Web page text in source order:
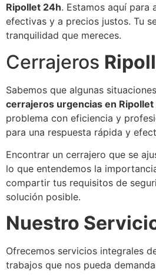
Ripollet 24h. Estamos aquí para
efectivas y a precios justos. Tu
tranquilidad que mereces.
Cerrajeros
Sabemos que algunas
cerrajeros urgencias en Ripollet
problema con eficiencia y
para una respuesta rápida y
Encontrar un cerrajero que se
lo que entendemos la
compartir tus requisitos de
solución posible.
Nuestro
Ofrecemos servicios integrales
trabajos que nos pueda